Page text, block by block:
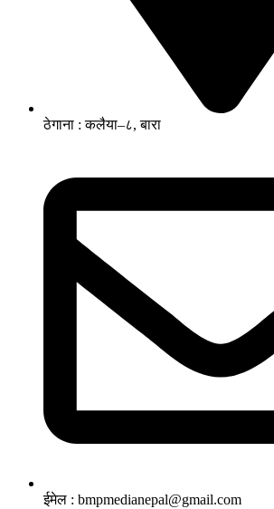
ठेगाना : कलैया–८, बारा
ईमेल : bmpmedianepal@gmail.com